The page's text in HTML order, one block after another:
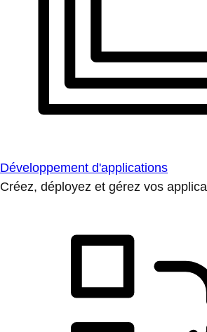
Développement d'applications
Créez, déployez et gérez vos